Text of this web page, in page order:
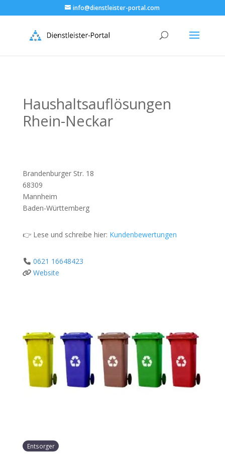
info@dienstleister-portal.com
Haushaltsauflösungen
Rhein-Neckar
Brandenburger Str. 18
68309
Mannheim
Baden-Württemberg
👉 Lese und schreibe hier: Kundenbewertungen
0621 16648423
Website
Entsorger